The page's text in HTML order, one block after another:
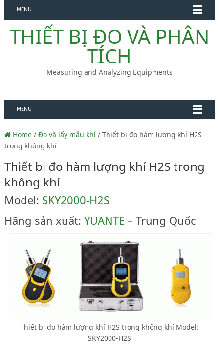
MENU
THIẾT BỊ ĐO VÀ PHÂN
TÍCH
Measuring and Analyzing Equipments
MENU
Home/ Đo và lấy mẫu khí/ Thiết bị đo hàm lượng khí H2S
trong không khí
Thiết bị đo hàm lượng khí H2S trong
không khí
Model: SKY2000-H2S
Hãng sản xuất: YUANTE – Trung Quốc
Thiết bị đo hàm lượng khí H2S trong không khí Model:
SKY2000-H2S